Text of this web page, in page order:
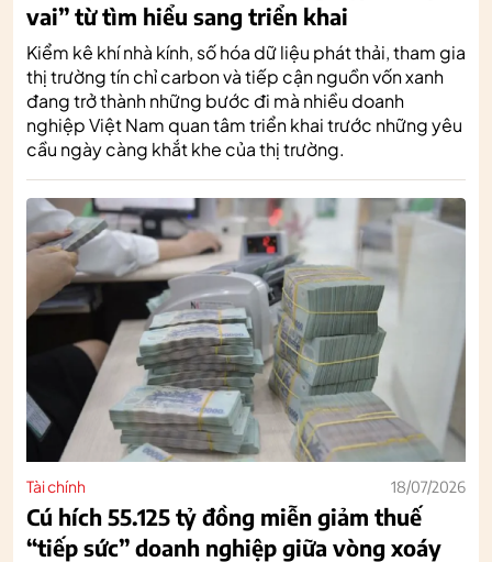
vai” từ tìm hiểu sang triển khai
Kiểm kê khí nhà kính, số hóa dữ liệu phát thải, tham gia
thị trường tín chỉ carbon và tiếp cận nguồn vốn xanh
đang trở thành những bước đi mà nhiều doanh
nghiệp Việt Nam quan tâm triển khai trước những yêu
cầu ngày càng khắt khe của thị trường.
Tài chính 18/07/2026
Cú hích 55.125 tỷ đồng miễn giảm thuế
“tiếp sức” doanh nghiệp giữa vòng xoáy